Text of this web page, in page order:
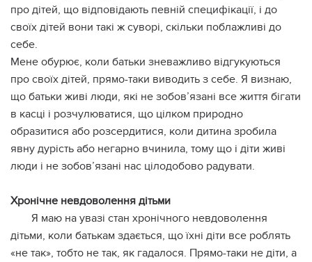
про дітей, що відповідають певній специфікації, і до
своїх дітей вони такі ж суворі, скільки поблажливі до
себе.
Мене обурює, коли батьки зневажливо відгукуються
про своїх дітей, прямо-таки виводить з себе. Я визнаю,
що батьки живі люди, які не зобов’язані все життя бігати
в касці і розчулюватися, що цілком природно
образитися або розсердитися, коли дитина зробила
явну дурість або негарно вчинила, тому що і діти живі
люди і не зобов’язані нас цілодобово радувати.
Хронічне невдоволення дітьми
Я маю на увазі стан хронічного невдоволення
дітьми, коли батькам здається, що їхні діти все роблять
«не так», тобто не так, як гадалося. Прямо-таки не діти, а